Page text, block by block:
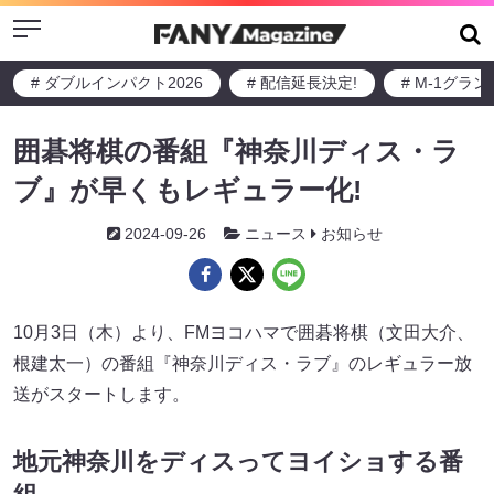
Menu
# ダブルインパクト2026 # 配信延長決定! # M-1グラン
囲碁将棋の番組『神奈川ディス・ラ
ブ』が早くもレギュラー化!
2024-09-26 ニュース お知らせ
10月3日（木）より、FMヨコハマで囲碁将棋（文田大介、
根建太一）の番組『神奈川ディス・ラブ』のレギュラー放
送がスタートします。
地元神奈川をディスってヨイショする番